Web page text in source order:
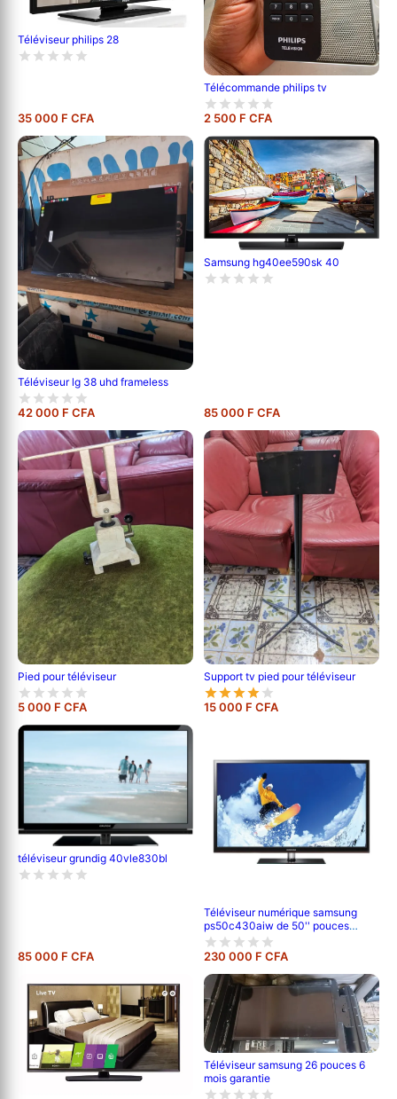
Téléviseur philips 28
35 000 F CFA
Télécommande philips tv
2 500 F CFA
Téléviseur lg 38 uhd frameless
42 000 F CFA
Samsung hg40ee590sk 40
85 000 F CFA
Pied pour téléviseur
5 000 F CFA
Support tv pied pour téléviseur
15 000 F CFA
téléviseur grundig 40vle830bl
85 000 F CFA
Téléviseur numérique samsung
ps50c430aiw de 50'' pouces
;120cm de longueur ,full hd (1080p)
-garantie 6 mois
230 000 F CFA
Téléviseur samsung 26 pouces 6
mois garantie